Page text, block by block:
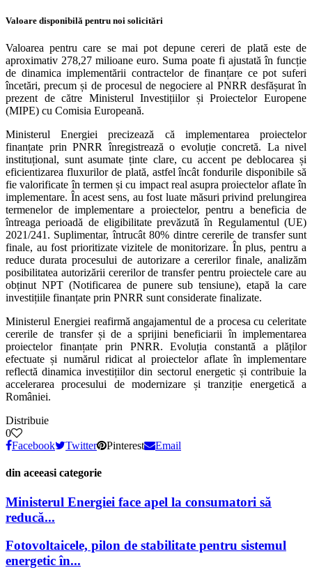
Valoare disponibilă pentru noi solicitări
Valoarea pentru care se mai pot depune cereri de plată este de
aproximativ 278,27 milioane euro. Suma poate fi ajustată în funcție
de dinamica implementării contractelor de finanțare ce pot suferi
încetări, precum și de procesul de negociere al PNRR desfășurat în
prezent de către Ministerul Investițiilor și Proiectelor Europene
(MIPE) cu Comisia Europeană.
Ministerul Energiei precizează că implementarea proiectelor
finanțate prin PNRR înregistrează o evoluție concretă. La nivel
instituțional, sunt asumate ținte clare, cu accent pe deblocarea și
eficientizarea fluxurilor de plată, astfel încât fondurile disponibile să
fie valorificate în termen și cu impact real asupra proiectelor aflate în
implementare. În acest sens, au fost luate măsuri privind prelungirea
termenelor de implementare a proiectelor, pentru a beneficia de
întreaga perioadă de eligibilitate prevăzută în Regulamentul (UE)
2021/241. Suplimentar, întrucât 80% dintre cererile de transfer sunt
finale, au fost prioritizate vizitele de monitorizare. În plus, pentru a
reduce durata procesului de autorizare a cererilor finale, analizăm
posibilitatea autorizării cererilor de transfer pentru proiectele care au
obținut NPT (Notificarea de punere sub tensiune), etapă la care
investițiile finanțate prin PNRR sunt considerate finalizate.
Ministerul Energiei reafirmă angajamentul de a procesa cu celeritate
cererile de transfer și de a sprijini beneficiarii în implementarea
proiectelor finanțate prin PNRR. Evoluția constantă a plăților
efectuate și numărul ridicat al proiectelor aflate în implementare
reflectă dinamica investițiilor din sectorul energetic și contribuie la
accelerarea procesului de modernizare și tranziție energetică a
României.
Distribuie
0
Facebook
Twitter Pinterest Email
din aceeasi categorie
Ministerul Energiei face apel la consumatori să
reducă...
Fotovoltaicele, pilon de stabilitate pentru sistemul
energetic în...